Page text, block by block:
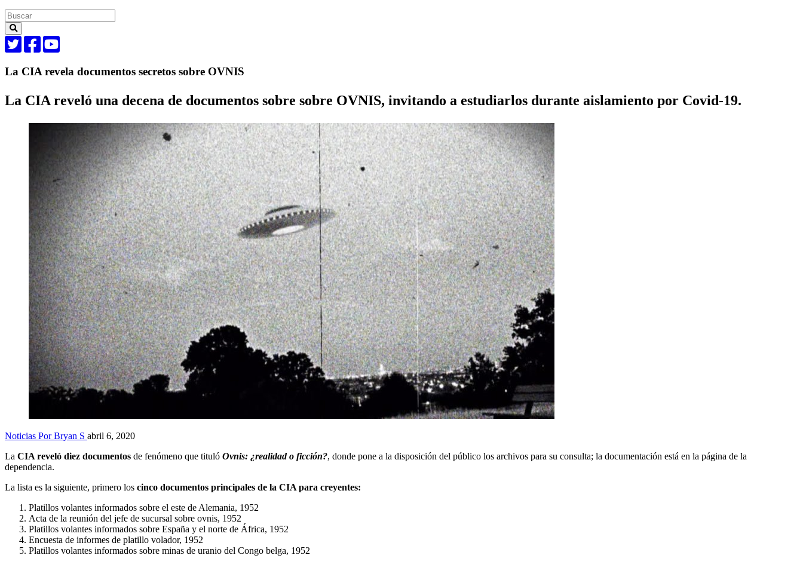
La CIA revela documentos secretos sobre OVNIS
La CIA reveló una decena de documentos sobre sobre OVNIS, invitando a estudiarlos durante aislamiento por Covid-19.
Noticias Por Bryan S abril 6, 2020
La CIA reveló diez documentos de fenómeno que tituló Ovnis: ¿realidad o ficción?, donde pone a la disposición del público los archivos para su consulta; la documentación está en la página de la
dependencia.
La lista es la siguiente, primero los cinco documentos principales de la CIA para creyentes:
Platillos volantes informados sobre el este de Alemania, 1952
Acta de la reunión del jefe de sucursal sobre ovnis, 1952
Platillos volantes informados sobre España y el norte de África, 1952
Encuesta de informes de platillo volador, 1952
Platillos volantes informados sobre minas de uranio del Congo belga, 1952